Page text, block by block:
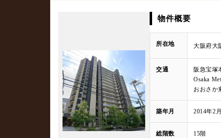
物件概要
所在地 大阪府大
交通
阪急宝塚
Osaka
おおさか
築年月 2014年2月
総階数 15階